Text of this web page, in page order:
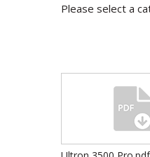
Please select a